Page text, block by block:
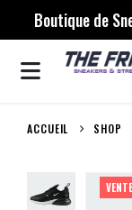
Boutique de
ACCUEIL SHOP
VENTE